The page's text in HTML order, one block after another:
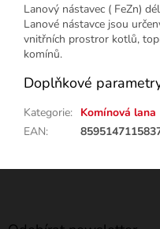
Lanový nástavec ( FeZn)
Lanové nástavce jsou
vnitřních prostror kotlů,
komínů.
Doplňkové
Kategorie: Komínová lana
EAN:
Z